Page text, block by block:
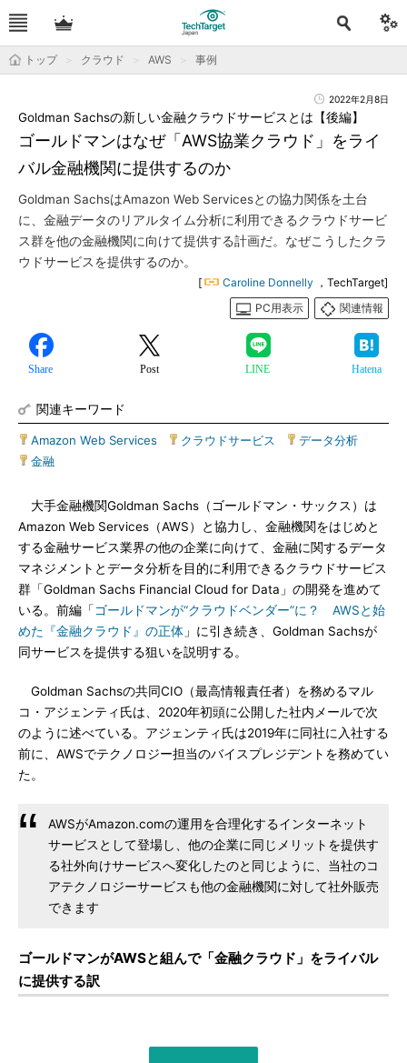
トップ クラウド AWS 事例
2022年2月8日
ゴールドマンはなぜ「AWS協業クラウド」をライ
バル金融機関に提供するのか
Goldman Sachsの新しい金融クラウドサービスとは【後編】
Goldman SachsはAmazon Web Servicesとの協力関係を土台
に、金融データのリアルタイム分析に利用できるクラウドサービ
ス群を他の金融機関に向けて提供する計画だ。なぜこうしたクラ
ウドサービスを提供するのか。
[ Caroline Donnelly ，TechTarget]
PC用表示
関連情報
Share Post LINE Hatena
関連キーワード
Amazon Web Services クラウドサービス データ分析
金融
大手金融機関Goldman Sachs（ゴールドマン・サックス）は
Amazon Web Services（AWS）と協力し、金融機関をはじめと
する金融サービス業界の他の企業に向けて、金融に関するデータ
マネジメントとデータ分析を目的に利用できるクラウドサービス
群「Goldman Sachs Financial Cloud for Data」の開発を進めて
いる。前編「 ゴールドマンが“クラウドベンダー”に？ AWSと始
めた『金融クラウド』の正体 」に引き続き、Goldman Sachsが
同サービスを提供する狙いを説明する。
Goldman Sachsの共同CIO（最高情報責任者）を務めるマル
コ・アジェンティ氏は、2020年初頭に公開した社内メールで次
のように述べている。アジェンティ氏は2019年に同社に入社する
前に、AWSでテクノロジー担当のバイスプレジデントを務めてい
た。
AWSがAmazon.comの運用を合理化するインターネット
サービスとして登場し、他の企業に同じメリットを提供す
る社外向けサービスへ変化したのと同じように、当社のコ
アテクノロジーサービスも他の金融機関に対して社外販売
できます
ゴールドマンがAWSと組んで「金融クラウド」をライバル
に提供する訳